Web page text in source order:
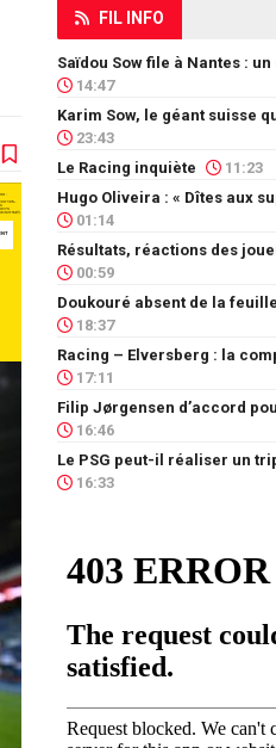
FIL INFO
14:47
23:43
Le Racing inquiète
11:23
01:14
00:59
18:37
Racing – Elversberg : la
17:11
16:46
16:33